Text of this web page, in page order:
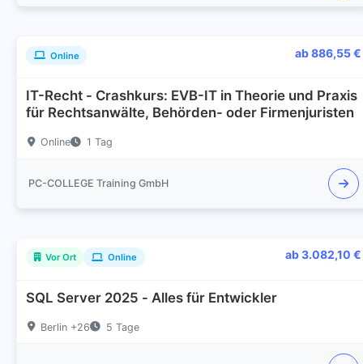
Online ab 886,55 €
IT-Recht - Crashkurs: EVB-IT in Theorie und Praxis
für Rechtsanwälte, Behörden- oder Firmenjuristen
Online 1 Tag
PC-COLLEGE Training GmbH
Vor Ort Online ab 3.082,10 €
SQL Server 2025 - Alles für Entwickler
Berlin +26 5 Tage